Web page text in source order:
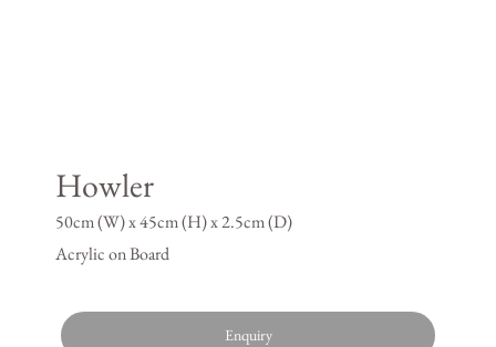
Howler
50cm (W) x 45cm (H) x 2.5cm (D)
Acrylic on Board
Enquiry